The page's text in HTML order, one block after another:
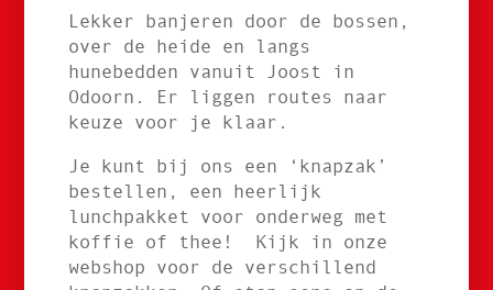
Lekker banjeren door de bossen,
over de heide en langs
hunebedden vanuit Joost in
Odoorn. Er liggen routes naar
keuze voor je klaar.
Je kunt bij ons een ‘knapzak’
bestellen, een heerlijk
lunchpakket voor onderweg met
koffie of thee! Kijk in onze
webshop voor de verschillend